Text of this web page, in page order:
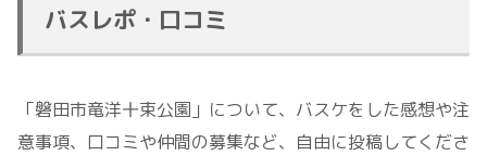
バスレポ・口コミ
「磐田市竜洋十束公園」について、バスケをした感想や注
意事項、口コミや仲間の募集など、自由に投稿してくださ